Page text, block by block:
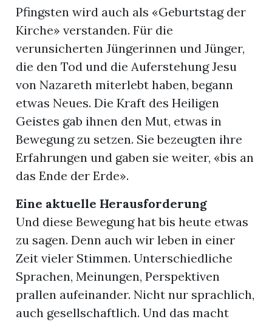
Pfingsten wird auch als «Geburtstag der
Kirche» verstanden. Für die
verunsicherten Jüngerinnen und Jünger,
die den Tod und die Auferstehung Jesu
von Nazareth miterlebt haben, begann
etwas Neues. Die Kraft des Heiligen
Geistes gab ihnen den Mut, etwas in
Bewegung zu setzen. Sie bezeugten ihre
Erfahrungen und gaben sie weiter, «bis an
das Ende der Erde».
Eine aktuelle Herausforderung
Und diese Bewegung hat bis heute etwas
zu sagen. Denn auch wir leben in einer
Zeit vieler Stimmen. Unterschiedliche
Sprachen, Meinungen, Perspektiven
prallen aufeinander. Nicht nur sprachlich,
auch gesellschaftlich. Und das macht